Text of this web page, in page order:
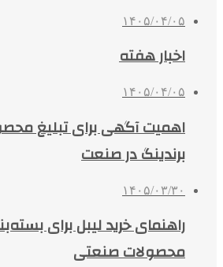
۱۴۰۵/۰۴/۰۵
اخبار هفته
۱۴۰۵/۰۴/۰۵
اهمیت آگهی برای تبلیغ
برندینگ در صنعت
۱۴۰۵/۰۳/۳۰
راهنمای خرید لیبل برای
محصولات صنعتی